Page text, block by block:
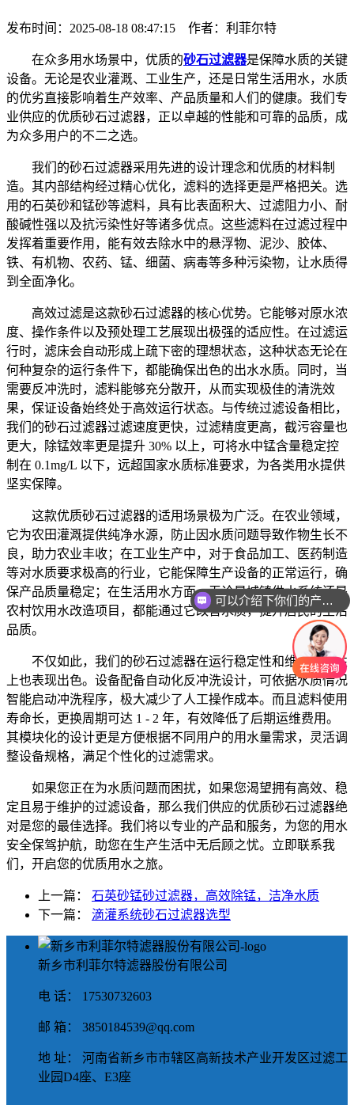
发布时间：2025-08-18 08:47:15 作者：利菲尔特
在众多用水场景中，优质的砂石过滤器是保障水质的关键
设备。无论是农业灌溉、工业生产，还是日常生活用水，水质
的优劣直接影响着生产效率、产品质量和人们的健康。我们专
业供应的优质砂石过滤器，正以卓越的性能和可靠的品质，成
为众多用户的不二之选。
我们的砂石过滤器采用先进的设计理念和优质的材料制
造。其内部结构经过精心优化，滤料的选择更是严格把关。选
用的石英砂和锰砂等滤料，具有比表面积大、过滤阻力小、耐
酸碱性强以及抗污染性好等诸多优点。这些滤料在过滤过程中
发挥着重要作用，能有效去除水中的悬浮物、泥沙、胶体、
铁、有机物、农药、锰、细菌、病毒等多种污染物，让水质得
到全面净化。
高效过滤是这款砂石过滤器的核心优势。它能够对原水浓
度、操作条件以及预处理工艺展现出极强的适应性。在过滤运
行时，滤床会自动形成上疏下密的理想状态，这种状态无论在
何种复杂的运行条件下，都能确保出色的出水水质。同时，当
需要反冲洗时，滤料能够充分散开，从而实现极佳的清洗效
果，保证设备始终处于高效运行状态。与传统过滤设备相比，
我们的砂石过滤器过滤速度更快，过滤精度更高，截污容量也
更大，除锰效率更是提升 30% 以上，可将水中锰含量稳定控
制在 0.1mg/L 以下，远超国家水质标准要求，为各类用水提供
坚实保障。
这款优质砂石过滤器的适用场景极为广泛。在农业领域，
它为农田灌溉提供纯净水源，防止因水质问题导致作物生长不
良，助力农业丰收；在工业生产中，对于食品加工、医药制造
等对水质要求极高的行业，它能保障生产设备的正常运行，确
保产品质量稳定；在生活用水方面，无论是城镇供水系统还是
农村饮用水改造项目，都能通过它改善水质，提升居民的生活
品质。
不仅如此，我们的砂石过滤器在运行稳定性和维护便捷性
上也表现出色。设备配备自动化反冲洗设计，可依据水质情况
智能启动冲洗程序，极大减少了人工操作成本。而且滤料使用
寿命长，更换周期可达 1 - 2 年，有效降低了后期运维费用。
其模块化的设计更是方便根据不同用户的用水量需求，灵活调
整设备规格，满足个性化的过滤需求。
如果您正在为水质问题而困扰，如果您渴望拥有高效、稳
定且易于维护的过滤设备，那么我们供应的优质砂石过滤器绝
对是您的最佳选择。我们将以专业的产品和服务，为您的用水
安全保驾护航，助您在生产生活中无后顾之忧。立即联系我
们，开启您的优质用水之旅。
上一篇： 石英砂锰砂过滤器，高效除锰，洁净水质
下一篇： 滴灌系统砂石过滤器选型
新乡市利菲尔特滤器股份有限公司
电 话： 17530732603
邮 箱： 3850184539@qq.com
地 址： 河南省新乡市市辖区高新技术产业开发区过滤工
业园D4座、E3座
可以介绍下你们的产品么